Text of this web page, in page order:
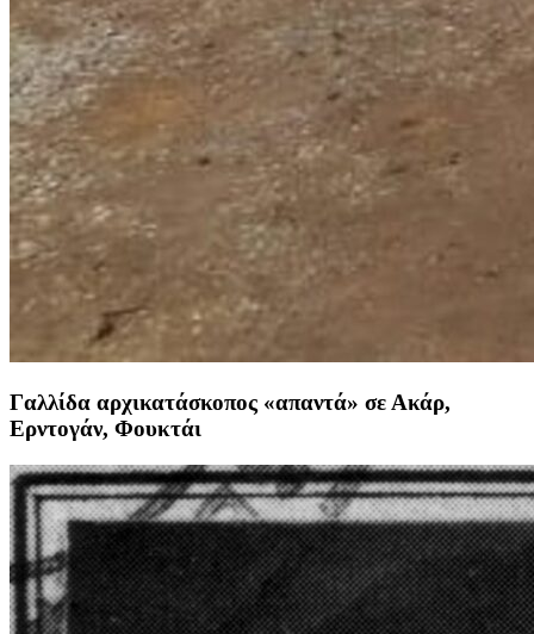
Γαλλίδα αρχικατάσκοπος «απαντά» σε Ακάρ,
Ερντογάν, Φουκτάι